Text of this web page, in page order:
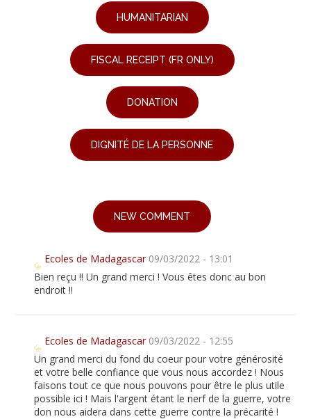
HUMANITARIAN
FISCAL RECEIPT (FR ONLY)
DONATION
DIGNITÉ DE LA PERSONNE
NEW COMMENT
Ecoles de Madagascar 09/03/2022 - 13:01
Bien reçu !! Un grand merci ! Vous êtes donc au bon
endroit !!
Ecoles de Madagascar 09/03/2022 - 12:55
Un grand merci du fond du coeur pour votre générosité
et votre belle confiance que vous nous accordez ! Nous
faisons tout ce que nous pouvons pour être le plus utile
possible ici ! Mais l'argent étant le nerf de la guerre, votre
don nous aidera dans cette guerre contre la précarité !